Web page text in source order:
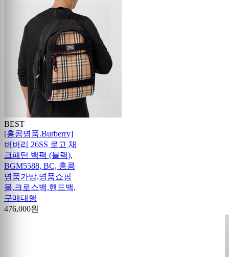
BEST
[홍콩명품.Burberry]
버버리 26SS 로고 채
크패턴 백팩 (블랙),
BGM5588, BC, 홍콩
명품가방,명품쇼핑
몰,크로스백,핸드백,
구매대행
476,000원